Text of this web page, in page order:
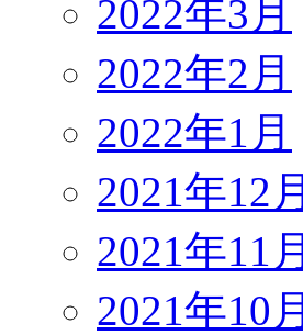
2022年3月
2022年2月
2022年1月
2021年12月
2021年11月
2021年10月